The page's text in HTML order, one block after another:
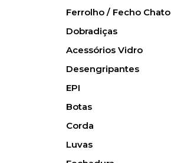
Ferrolho / Fecho Chato
Dobradiças
Acessórios Vidro
Desengripantes
EPI
Botas
Corda
Luvas